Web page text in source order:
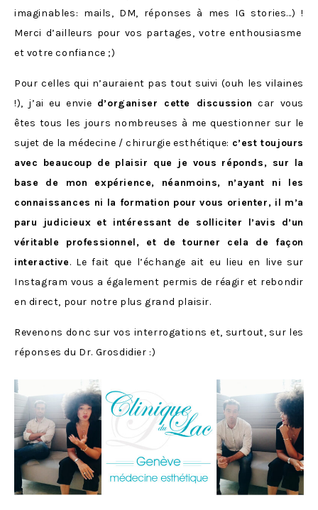
imaginables: mails, DM, réponses à mes IG stories…) !
Merci d’ailleurs pour vos partages, votre enthousiasme
et votre confiance ;)
Pour celles qui n’auraient pas tout suivi (ouh les vilaines
!), j’ai eu envie d’organiser cette discussion car vous
êtes tous les jours nombreuses à me questionner sur le
sujet de la médecine / chirurgie esthétique: c’est toujours
avec beaucoup de plaisir que je vous réponds, sur la
base de mon expérience, néanmoins, n’ayant ni les
connaissances ni la formation pour vous orienter, il m’a
paru judicieux et intéressant de solliciter l’avis d’un
véritable professionnel, et de tourner cela de façon
interactive. Le fait que l’échange ait eu lieu en live sur
Instagram vous a également permis de réagir et rebondir
en direct, pour notre plus grand plaisir.
Revenons donc sur vos interrogations et, surtout, sur les
réponses du Dr. Grosdidier :)